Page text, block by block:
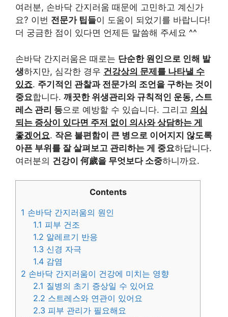
여러분, 손바닥 간지러움 때문에 고민하고 계신가
요? 이번 전문가 팁들이 도움이 되었기를 바랍니다!
더 궁금한 점이 있다면 언제든 말씀해 주세요 ^^
손바닥 간지러움은 때로는 단순한 원인으로 인해 발
생하지만, 심각한 경우 건강상의 문제를 나타낼 수
있죠. 주기적인 관찰과 전문가의 조언을 구하는 것이
중요합니다. 깨끗한 위생관리와 규칙적인 운동, 스트
레스 관리 등으로 예방할 수 있습니다. 그리고 의심
되는 증상이 있다면 주저 없이 의사와 상담하는 게
좋겠어요. 작은 불편함이 큰 병으로 이어지지 않도록
아픈 부위를 잘 살펴보고 관리하는 게 중요하답니다.
여러분의 건강이 何歲을 무엇보다 소중하니까요.
Contents
1 손바닥 간지러움의 원인
1.1 피부 건조
1.2 알레르기 반응
1.3 신경 자극
1.4 감염
2 손바닥 간지러움이 건강에 미치는 영향
2.1 질병의 초기 증상일 수 있어요
2.2 스트레스와 연관이 있어요
2.3 피부 관리가 필요해요